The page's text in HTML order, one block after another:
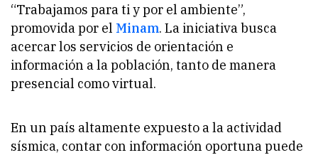
“Trabajamos para ti y por el ambiente”,
promovida por el Minam. La iniciativa busca
acercar los servicios de orientación e
información a la población, tanto de manera
presencial como virtual.
En un país altamente expuesto a la actividad
sísmica, contar con información oportuna puede